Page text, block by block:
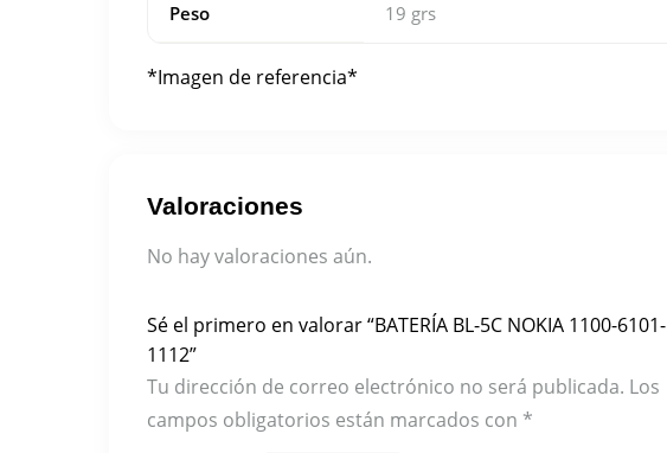
Peso 19 grs
*Imagen de referencia*
Valoraciones
No hay valoraciones aún.
Sé el primero en valorar “BATERÍA BL-5C NOKIA 1100-6101-
1112”
Tu dirección de correo electrónico no será publicada. Los
campos obligatorios están marcados con *